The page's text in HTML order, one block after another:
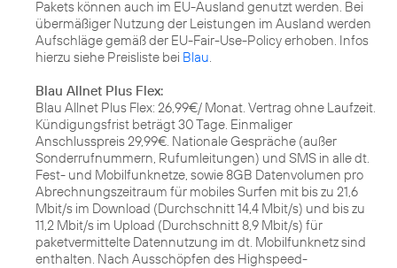
Pakets können auch im EU-Ausland genutzt werden. Bei
übermäßiger Nutzung der Leistungen im Ausland werden
Aufschläge gemäß der EU-Fair-Use-Policy erhoben. Infos
hierzu siehe Preisliste bei Blau.
Blau Allnet Plus Flex:
Blau Allnet Plus Flex: 26,99€/ Monat. Vertrag ohne Laufzeit.
Kündigungsfrist beträgt 30 Tage. Einmaliger
Anschlusspreis 29,99€. Nationale Gespräche (außer
Sonderrufnummern, Rufumleitungen) und SMS in alle dt.
Fest- und Mobilfunknetze, sowie 8GB Datenvolumen pro
Abrechnungszeitraum für mobiles Surfen mit bis zu 21,6
Mbit/s im Download (Durchschnitt 14,4 Mbit/s) und bis zu
11,2 Mbit/s im Upload (Durchschnitt 8,9 Mbit/s) für
paketvermittelte Datennutzung im dt. Mobilfunknetz sind
enthalten. Nach Ausschöpfen des Highspeed-